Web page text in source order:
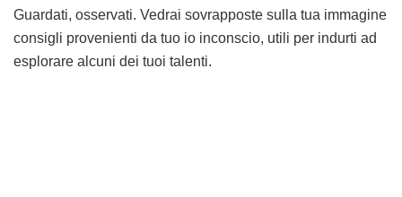
Guardati, osservati. Vedrai sovrapposte sulla tua immagine
consigli provenienti da tuo io inconscio, utili per indurti ad
esplorare alcuni dei tuoi talenti.